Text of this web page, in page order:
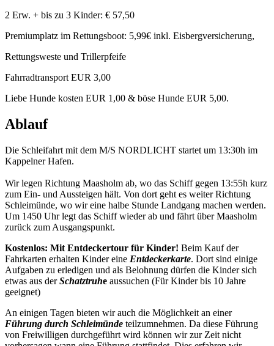
2 Erw. + bis zu 3 Kinder: € 57,50
Premiumplatz im Rettungsboot: 5,99€ inkl. Eisbergversicherung,
Rettungsweste und Trillerpfeife
Fahrradtransport EUR 3,00
Liebe Hunde kosten EUR 1,00 & böse Hunde EUR 5,00.
Ablauf
Die Schleifahrt mit dem M/S NORDLICHT startet um 13:30h im
Kappelner Hafen.
Wir legen Richtung Maasholm ab, wo das Schiff gegen 13:55h kurz
zum Ein- und Aussteigen hält. Von dort geht es weiter Richtung
Schleimünde, wo wir eine halbe Stunde Landgang machen werden.
Um 1450 Uhr legt das Schiff wieder ab und fährt über Maasholm
zurück zum Ausgangspunkt.
Kostenlos: Mit Entdeckertour für Kinder! Beim Kauf der
Fahrkarten erhalten Kinder eine Entdeckerkarte. Dort sind einige
Aufgaben zu erledigen und als Belohnung dürfen die Kinder sich
etwas aus der Schatztruhe aussuchen (Für Kinder bis 10 Jahre
geeignet)
An einigen Tagen bieten wir auch die Möglichkeit an einer
Führung durch Schleimünde teilzumnehmen. Da diese Führung
von Freiwilligen durchgeführt wird können wir zur Zeit nicht